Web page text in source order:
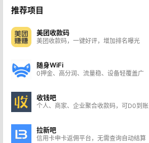
推荐项目
美团收款码
美团收款码，一键好评，增加排名曝光
随身WiFi
0押金、高分润、流量稳、设备轻覆盖广
收钱吧
个人、商家、企业聚合收款码，可D0到账
拉新吧
信用卡申卡返佣平台，无需查询自动结算